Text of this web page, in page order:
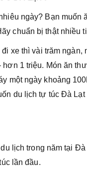
ngày? Bạn muốn
chuẩn bị thật nhiều
xe thì vài trăm ngàn,
1 triệu. Món ăn
một ngày khoảng
du lịch tự túc Đà
lịch trong năm tại
lần đầu.